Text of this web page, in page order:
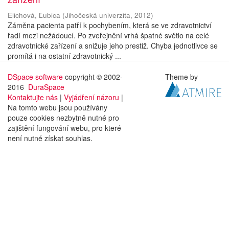
Elichová, Ľubica (Jihočeská univerzita, 2012)
Záměna pacienta patří k pochybením, která se ve zdravotnictví
řadí mezi nežádoucí. Po zveřejnění vrhá špatné světlo na celé
zdravotnické zařízení a snižuje jeho prestiž. Chyba jednotlivce se
promítá i na ostatní zdravotnický ...
DSpace software copyright © 2002-
2016 DuraSpace
Kontaktujte nás | Vyjádření názoru |
Na tomto webu jsou používány
pouze cookies nezbytně nutné pro
zajištění fungování webu, pro které
není nutné získat souhlas.
Theme by